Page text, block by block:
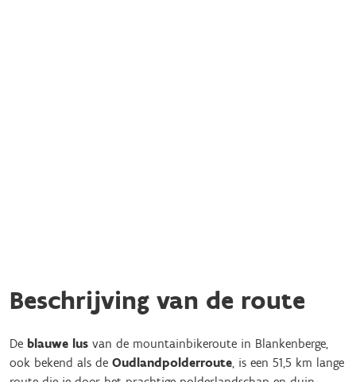
Beschrijving van de route
De blauwe lus van de mountainbikeroute in Blankenberge,
ook bekend als de Oudlandpolderroute, is een 51,5 km lange